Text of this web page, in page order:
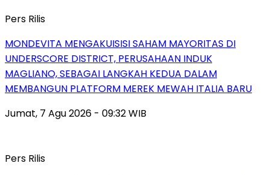
Pers Rilis
MONDEVITA MENGAKUISISI SAHAM MAYORITAS DI
UNDERSCORE DISTRICT, PERUSAHAAN INDUK
MAGLIANO, SEBAGAI LANGKAH KEDUA DALAM
MEMBANGUN PLATFORM MEREK MEWAH ITALIA BARU
Jumat, 7 Agu 2026 - 09:32 WIB
Pers Rilis